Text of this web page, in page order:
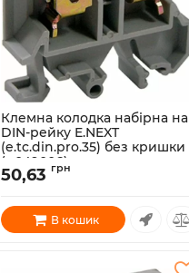
Клемна колодка набірна на
DIN-рейку E.NEXT
(e.tc.din.pro.35) без кришки
(p049006)
Артикул:
50,63 грн
В кошик